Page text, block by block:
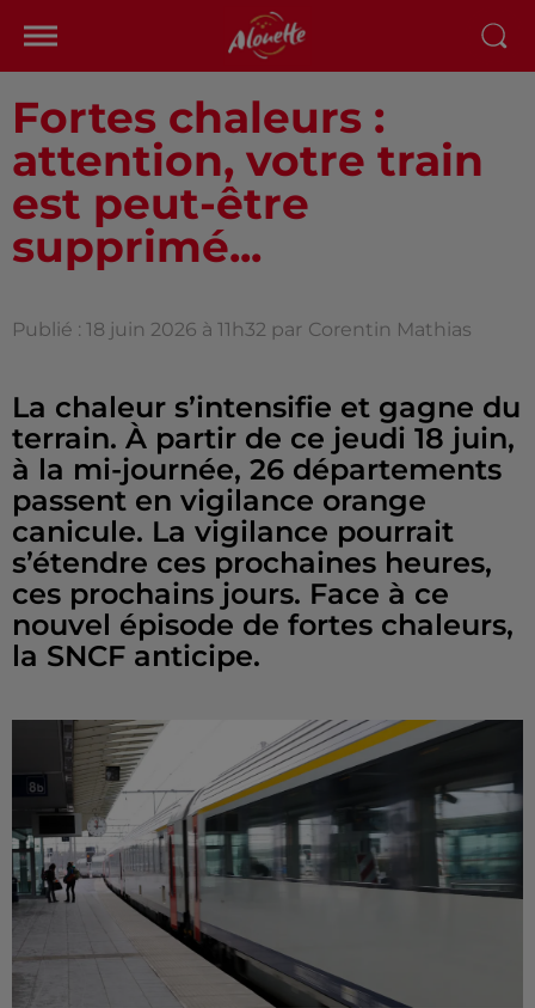
Fortes chaleurs :
attention, votre train
est peut-être
supprimé...
Publié : 18 juin 2026 à 11h32 par Corentin Mathias
La chaleur s’intensifie et gagne du
terrain. À partir de ce jeudi 18 juin,
à la mi-journée, 26 départements
passent en vigilance orange
canicule. La vigilance pourrait
s’étendre ces prochaines heures,
ces prochains jours. Face à ce
nouvel épisode de fortes chaleurs,
la SNCF anticipe.